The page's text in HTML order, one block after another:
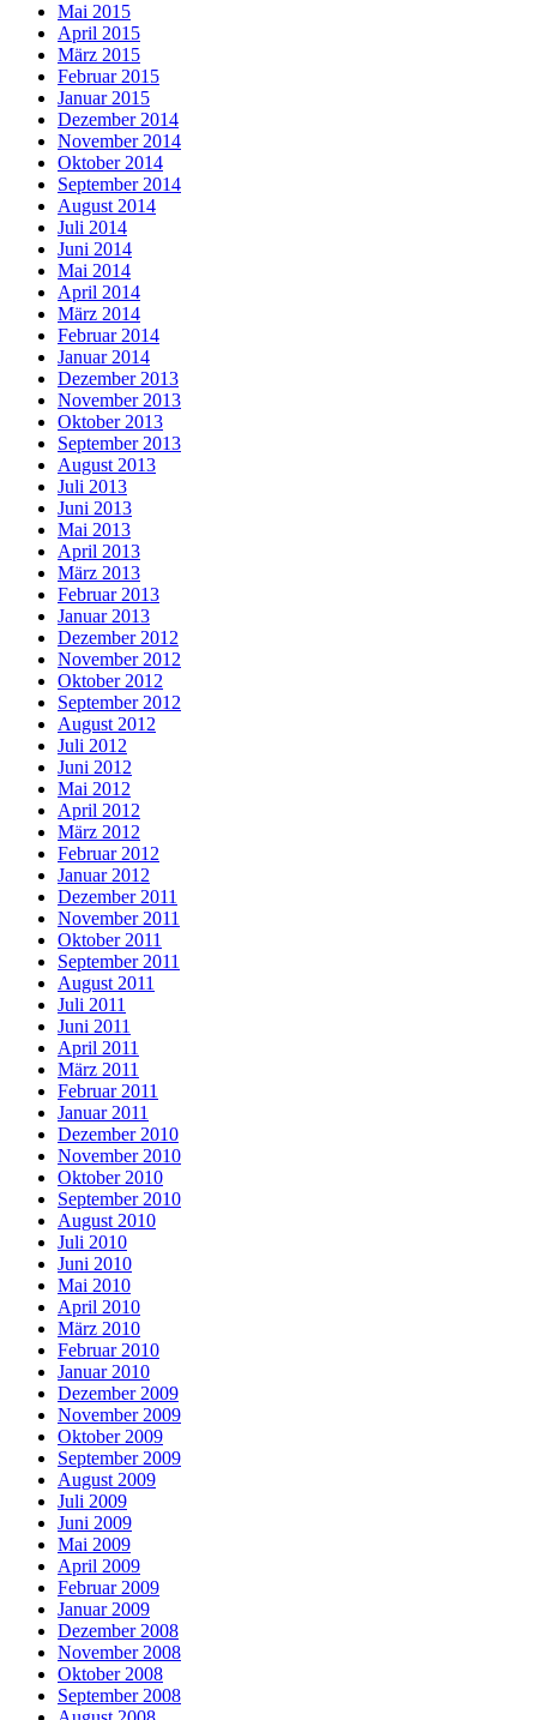
Mai 2015
April 2015
März 2015
Februar 2015
Januar 2015
Dezember 2014
November 2014
Oktober 2014
September 2014
August 2014
Juli 2014
Juni 2014
Mai 2014
April 2014
März 2014
Februar 2014
Januar 2014
Dezember 2013
November 2013
Oktober 2013
September 2013
August 2013
Juli 2013
Juni 2013
Mai 2013
April 2013
März 2013
Februar 2013
Januar 2013
Dezember 2012
November 2012
Oktober 2012
September 2012
August 2012
Juli 2012
Juni 2012
Mai 2012
April 2012
März 2012
Februar 2012
Januar 2012
Dezember 2011
November 2011
Oktober 2011
September 2011
August 2011
Juli 2011
Juni 2011
April 2011
März 2011
Februar 2011
Januar 2011
Dezember 2010
November 2010
Oktober 2010
September 2010
August 2010
Juli 2010
Juni 2010
Mai 2010
April 2010
März 2010
Februar 2010
Januar 2010
Dezember 2009
November 2009
Oktober 2009
September 2009
August 2009
Juli 2009
Juni 2009
Mai 2009
April 2009
Februar 2009
Januar 2009
Dezember 2008
November 2008
Oktober 2008
September 2008